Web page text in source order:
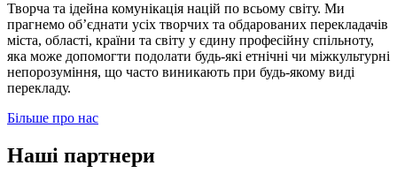
Творча та ідейна комунікація націй по всьому світу. Ми
прагнемо об’єднати усіх творчих та обдарованих перекладачів
міста, області, країни та світу у єдину професійну спільноту,
яка може допомогти подолати будь-які етнічні чи міжкультурні
непорозуміння, що часто виникають при будь-якому виді
перекладу.
Більше про нас
Наші партнери